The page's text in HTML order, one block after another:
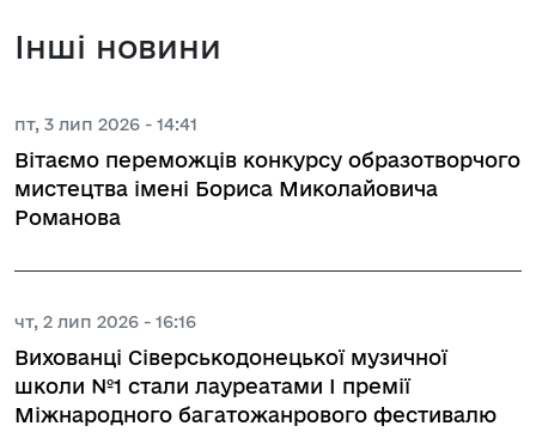
Інші новини
пт, 3 лип 2026 - 14:41
Вітаємо переможців конкурсу образотворчого
мистецтва імені Бориса Миколайовича
Романова
чт, 2 лип 2026 - 16:16
Вихованці Сіверськодонецької музичної
школи №1 стали лауреатами І премії
Міжнародного багатожанрового фестивалю